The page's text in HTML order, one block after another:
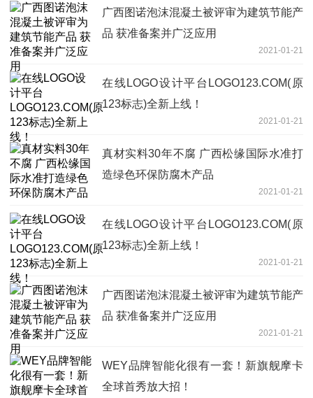
广西图诺泡沫混凝土被评审为建筑节能产
品 获准备案并广泛应用
2021-01-21
在线LOGO设计平台LOGO123.COM(原
123标志)全新上线！
2021-01-21
真材实料30年不腐 广西松缘国际水准打
造绿色环保防腐木产品
2021-01-21
在线LOGO设计平台LOGO123.COM(原
123标志)全新上线！
2021-01-21
广西图诺泡沫混凝土被评审为建筑节能产
品 获准备案并广泛应用
2021-01-21
WEY品牌智能化很有一套！新旗舰摩卡
全球首秀放大招！